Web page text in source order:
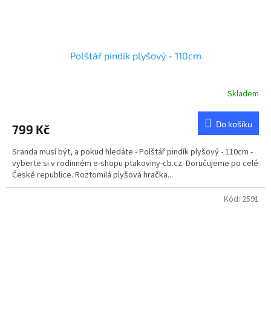
Polštář pindík plyšový - 110cm
Skladem
799 Kč Do košíku
Sranda musí být, a pokud hledáte - Polštář pindík plyšový - 110cm -
vyberte si v rodinném e-shopu ptakoviny-cb.cz. Doručujeme po celé
České republice. Roztomilá plyšová hračka...
Kód: 2591